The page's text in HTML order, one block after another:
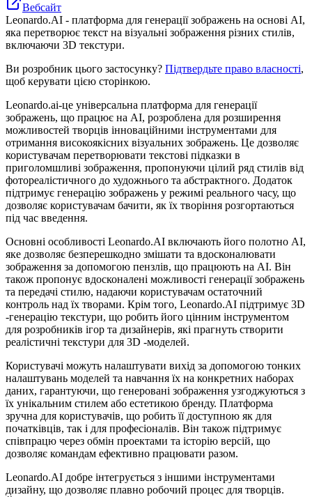
Вебсайт
Leonardo.AI - платформа для генерації зображень на основі AI,
яка перетворює текст на візуальні зображення різних стилів,
включаючи 3D текстури.
Ви розробник цього застосунку? Підтвердьте право власності,
щоб керувати цією сторінкою.
Leonardo.ai-це універсальна платформа для генерації
зображень, що працює на AI, розроблена для розширення
можливостей творців інноваційними інструментами для
отримання високоякісних візуальних зображень. Це дозволяє
користувачам перетворювати текстові підказки в
приголомшливі зображення, пропонуючи цілий ряд стилів від
фотореалістичного до художнього та абстрактного. Додаток
підтримує генерацію зображень у режимі реального часу, що
дозволяє користувачам бачити, як їх творіння розгортаються
під час введення.
Основні особливості Leonardo.AI включають його полотно AI,
яке дозволяє безперешкодно змішати та вдосконалювати
зображення за допомогою пензлів, що працюють на AI. Він
також пропонує вдосконалені можливості генерації зображень
та передачі стилю, надаючи користувачам остаточний
контроль над їх творами. Крім того, Leonardo.AI підтримує 3D
-генерацію текстури, що робить його цінним інструментом
для розробників ігор та дизайнерів, які прагнуть створити
реалістичні текстури для 3D -моделей.
Користувачі можуть налаштувати вихід за допомогою тонких
налаштувань моделей та навчання їх на конкретних наборах
даних, гарантуючи, що генеровані зображення узгоджуються з
їх унікальним стилем або естетикою бренду. Платформа
зручна для користувачів, що робить її доступною як для
початківців, так і для професіоналів. Він також підтримує
співпрацю через обмін проектами та історію версій, що
дозволяє командам ефективно працювати разом.
Leonardo.AI добре інтегрується з іншими інструментами
дизайну, що дозволяє плавно робочий процес для творців.